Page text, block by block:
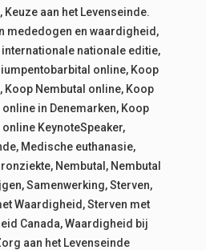
, Keuze aan het Levenseinde.
mededogen en waardigheid ,
internationale nationale editie,
online, Koop
, Koop Nembutal online, Koop
online in Denemarken, Koop
online KeynoteSpeaker,
, Medische euthanasie,
, Nembutal , Nembutal
,Samenwerking,Sterven,
Waardigheid ,Sterven met
Canada,Waardigheid bij
aan het Levenseinde